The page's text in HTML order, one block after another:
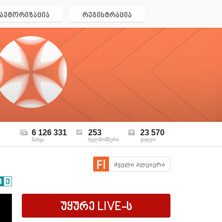
ავტორიზაცია რეგისტრაცია
6 126 331
ნახვა
253
ხელმომწერი
23 570
ვიდეო
ძველი პლეიერი
უყურე LIVE-ს